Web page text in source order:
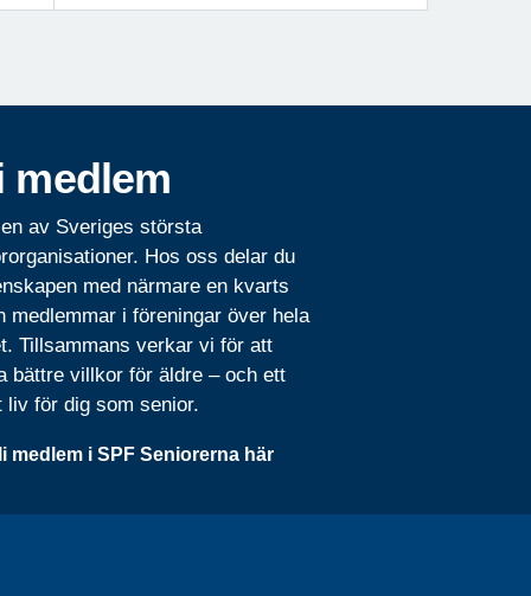
medlem
av Sveriges största
Hos oss delar du
med närmare en kvarts
medlemmar i föreningar över hela
Tillsammans verkar vi för att
bättre villkor för äldre – och ett
liv för dig som senior.
medlem i SPF Seniorerna här